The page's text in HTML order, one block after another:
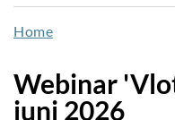
naar
de
gaan
Home
Webinar
juni 2026